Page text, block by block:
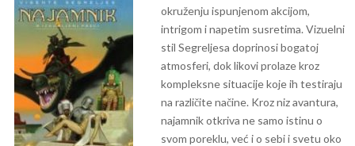
okruženju ispunjenom akcijom,
intrigom i napetim susretima. Vizuelni
stil Segreljesa doprinosi bogatoj
atmosferi, dok likovi prolaze kroz
kompleksne situacije koje ih testiraju
na različite načine. Kroz niz avantura,
najamnik otkriva ne samo istinu o
svom poreklu, već i o sebi i svetu oko